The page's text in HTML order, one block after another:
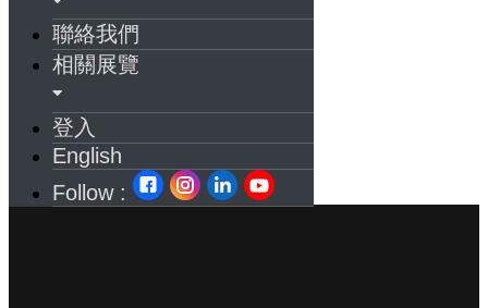
聯絡我們
相關展覽
登入
English
Follow :